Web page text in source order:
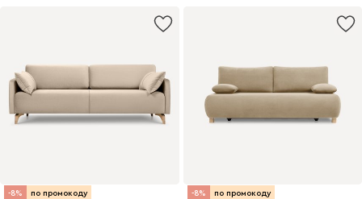
-8% по промокоду -8% по промокоду